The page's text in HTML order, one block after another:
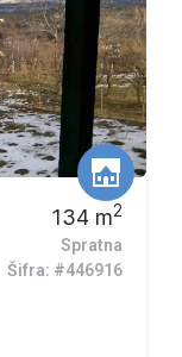
134 m2
Spratna
Šifra: #446916